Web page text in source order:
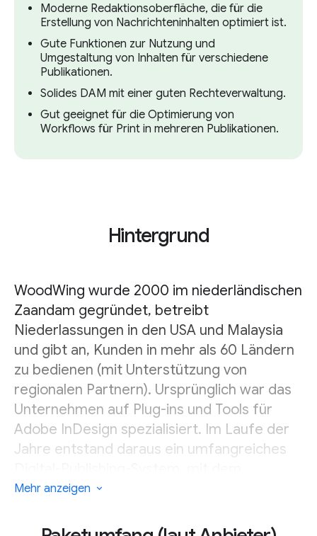
Moderne Redaktionsoberfläche, die für die
Erstellung von Nachrichteninhalten optimiert ist.
Gute Funktionen zur Nutzung und
Umgestaltung von Inhalten für verschiedene
Publikationen.
Solides DAM mit einer guten Rechteverwaltung.
Gut geeignet für die Optimierung von
Workflows für Print in mehreren Publikationen.
Hintergrund
WoodWing wurde 2000 im niederländischen
Zaandam gegründet, betreibt
Niederlassungen in den USA und Malaysia
und gibt an, Kunden in mehr als 60 Ländern
zu bedienen (mit Unterstützung von
regionalen Partnern). Ursprünglich war das
Unternehmen auf Plug-ins und Tools für
Adobe InDesign spezialisiert. Im Laufe der
Jahre entstand daraus ein umfangreiches
Medienunternehmen unter anderem Inhalte
News). In Malaysia bietet das Unternehmen
Mehr anzeigen